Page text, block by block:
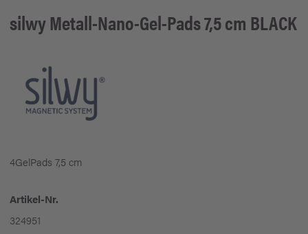
silwyMetall-Nano-Gel-Pads 7,5 cm BLACK
4GelPads 7,5 cm
Artikel-Nr.
324951